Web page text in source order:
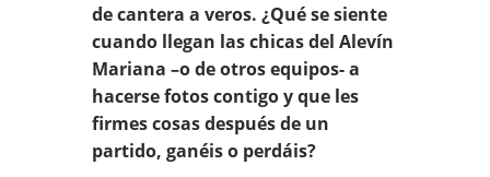
de cantera a veros. ¿Qué se siente
cuando llegan las chicas del Alevín
Mariana –o de otros equipos- a
hacerse fotos contigo y que les
firmes cosas después de un
partido, ganéis o perdáis?